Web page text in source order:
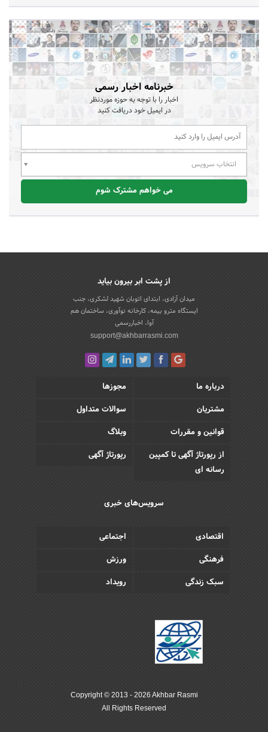
خبرنامه اخبار رسمی
اخبار را با توجه به حوزه موردنظر
در ایمیل خود دریافت کنید
انتخاب سرویس
می خواهم مشترک شوم
از پشت ابر بیرون بیاید
میدان آزادی، ابتدای اتوبان شهید لشکری، جنب
ایستگاه مترو بیمه، کارخانه نوآوری، ساختمان هم
آوا، اخباررسمی
support@akhbarrasmi.com
درباره ما
مجوزها
مشتریان
سوالات متداول
قوانین و مقررات
وبلاگ
از رپورتاژ آگهی تا کمپین
رسانه ای
رپورتاژ آگهی
سرویس‌های خبری
اقتصادی
اجتماعی
فرهنگی
ورزش
سبک زندگی
رویداد
Copyright © 2013 - 2026 Akhbar Rasmi
All Rights Reserved